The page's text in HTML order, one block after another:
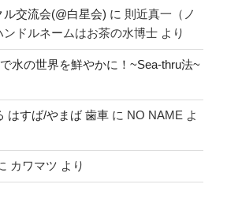
ル交流会(@白星会) に 則近真一（ノ
ンドルネームはお茶の水博士 より
水の世界を鮮やかに！~Sea-thru法~
はすば/やまば 歯車 に NO NAME よ
カワマツ より